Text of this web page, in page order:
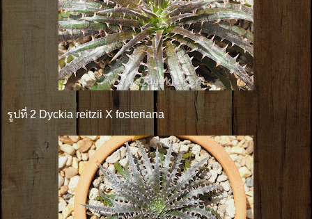
รูปที่ 2 Dyckia reitzii X fosteriana